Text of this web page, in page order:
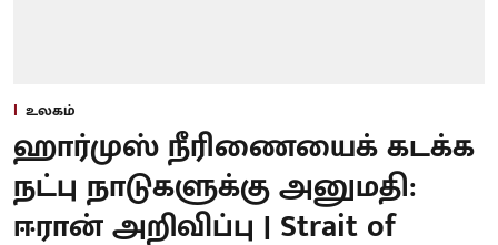
உலகம்
ஹார்முஸ் நீரிணையைக் கடக்க
நட்பு நாடுகளுக்கு அனுமதி:
ஈரான் அறிவிப்பு | Strait of